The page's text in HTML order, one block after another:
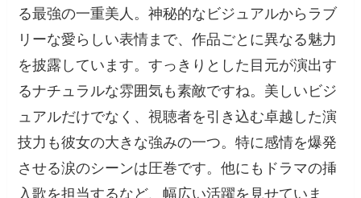
る最強の一重美人。神秘的なビジュアルからラブ
リーな愛らしい表情まで、作品ごとに異なる魅力
を披露しています。すっきりとした目元が演出す
るナチュラルな雰囲気も素敵ですね。美しいビジ
ュアルだけでなく、視聴者を引き込む卓越した演
技力も彼女の大きな強みの一つ。特に感情を爆発
させる涙のシーンは圧巻です。他にもドラマの挿
入歌を担当するなど、幅広い活躍を見せていま